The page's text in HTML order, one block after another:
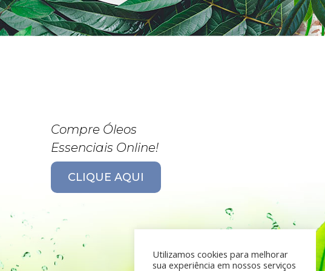
Compre Óleos
Essenciais Online!
CLIQUE AQUI
Utilizamos cookies para melhorar
sua experiência em nossos serviços